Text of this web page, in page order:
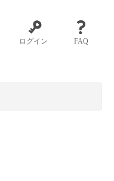
ログイン FAQ